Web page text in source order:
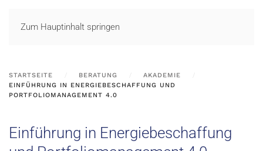
Zum Hauptinhalt springen
STARTSEITE BERATUNG
AKADEMIE
EINFÜHRUNG IN ENERGIEBESCHAFFUNG UND
PORTFOLIOMANAGEMENT 4.0
Einführung in Energiebeschaffung